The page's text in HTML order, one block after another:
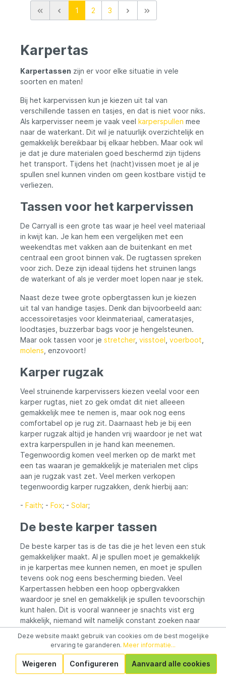
1 2 3
Karpertas
Karpertassen zijn er voor elke situatie in vele
soorten en maten!
Bij het karpervissen kun je kiezen uit tal van
verschillende tassen en tasjes, en dat is niet voor niks.
Als karpervisser neem je vaak veel karperspullen mee
naar de waterkant. Dit wil je natuurlijk overzichtelijk en
gemakkelijk bereikbaar bij elkaar hebben. Maar ook wil
je dat je dure materialen goed beschermd zijn tijdens
het transport. Tijdens het (nacht)vissen moet je al je
spullen snel kunnen vinden om geen kostbare vistijd te
verliezen.
Tassen voor het karpervissen
De Carryall is een grote tas waar je heel veel materiaal
in kwijt kan. Je kan hem een vergelijken met een
weekendtas met vakken aan de buitenkant en met
centraal een groot binnen vak. De rugtassen spreken
voor zich. Deze zijn ideaal tijdens het struinen langs
de waterkant of als je verder moet lopen naar je stek.
Naast deze twee grote opbergtassen kun je kiezen
uit tal van handige tasjes. Denk dan bijvoorbeeld aan:
accessoiretasjes voor kleinmateriaal, cameratasjes,
loodtasjes, buzzerbar bags voor je hengelsteunen.
Maar ook tassen voor je stretcher, visstoel voerboot
molens , enzovoort!
Karper rugzak
Veel struinende karpervissers kiezen veelal voor een
karper rugtas, niet zo gek omdat dit niet alleeen
gemakkelijk mee te nemen is, maar ook nog eens
comfortabel op je rug zit. Daarnaast heb je bij een
karper rugzak altijd je handen vrij waardoor je net wat
extra karperspullen in je hand kan meenemen.
Tegenwoordig komen veel merken op de markt met
een tas waaran je gemakkelijk je materialen met clips
aan je rugzak vast zet. Veel merken verkopen
tegenwoordig karper rugzakken, denk hierbij aan:
- Faith; - Fox; - Solar;
De beste karper tassen
De beste karper tas is de tas die je het leven een stuk
gemakkelijker maakt. Al je spullen moet je gemakkelijk
in je karpertas mee kunnen nemen, en moet je spullen
tevens ook nog eens bescherming bieden. Veel
Karpertassen hebben een hoop opbergvakken
waardoor je snel en gemakkelijk je spullen tevoorschijn
kunt halen. Dit is vooral wanneer je snachts vist erg
makkelijk, niemand wilt namelijk constant zoeken naar
niet te doen, Dit is omdat iedereen immers anders vist
en ook nog hele andere wensen heeft. Wel is het
belangrijk om goed te kijken welke spullen je goed en
veilig wilt opbergen. Dit zodat je deze spullen altijd
Deze website maakt gebruik van cookies om de best mogelijke
ervaring te garanderen. Meer informatie...
Weigeren Configureren Aanvaard alle cookies